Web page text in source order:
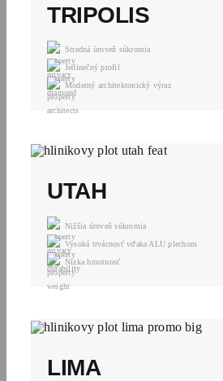
TRIPOLIS
Stredná úroveň súkromia
Jedinečný profil
Moderný architektonický výraz
UTAH
Nižšia úroveň súkromia
Vysoká trvácnosť vďaka ALU plechom
Nízka hmotnosť
LIMA